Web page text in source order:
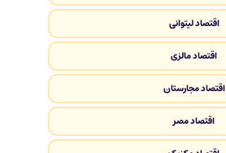
اقتصاد لیتوانی
اقتصاد مالزی
اقتصاد مجارستان
اقتصاد مصر